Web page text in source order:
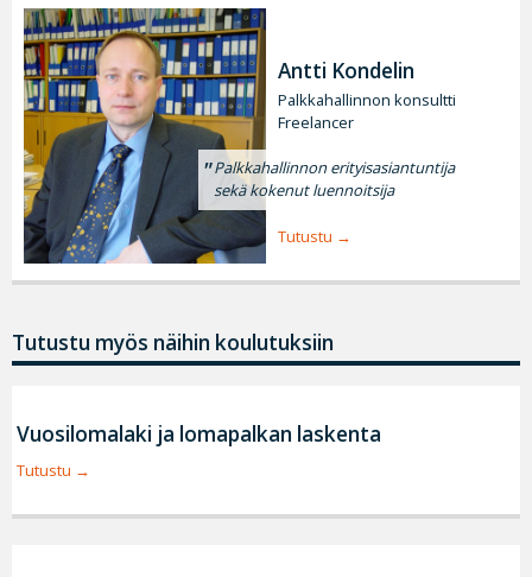
Antti Kondelin
Palkkahallinnon konsultti
Freelancer
Palkkahallinnon erityisasiantuntija
sekä kokenut luennoitsija
Tutustu
Tutustu myös näihin koulutuksiin
Vuosilomalaki ja lomapalkan laskenta
Tutustu